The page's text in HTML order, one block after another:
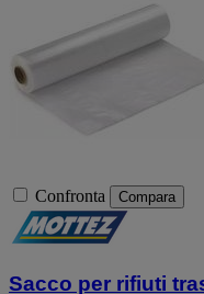
Confronta Compara
Sacco per rifiuti